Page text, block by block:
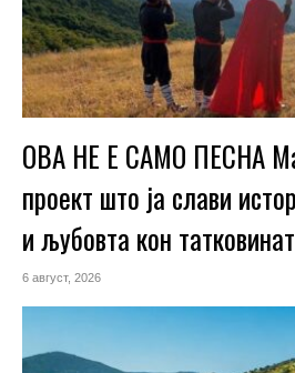
ОВА НЕ Е САМО ПЕСНА
проект што ја слави
и љубовта кон
6 август, 2026